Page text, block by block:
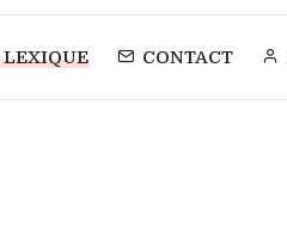
LEXIQUE CONTACT